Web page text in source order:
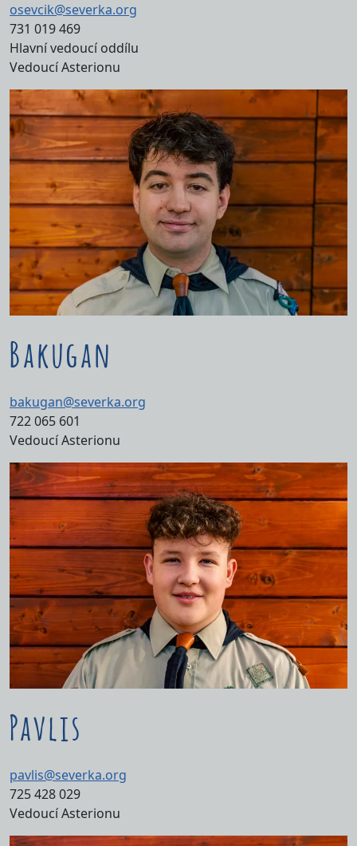
osevcik@severka.org
731 019 469
Hlavní vedoucí oddílu
Vedoucí Asterionu
Bakugan
bakugan@severka.org
722 065 601
Vedoucí Asterionu
Pavlis
pavlis@severka.org
725 428 029
Vedoucí Asterionu